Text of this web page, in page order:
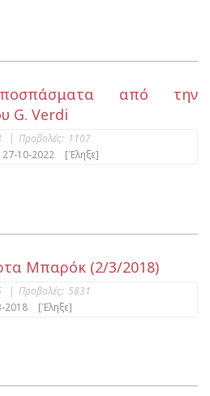
από την
G. Verdi
| Προβολές: 1107
27-10-2022 [Έληξε]
Μπαρόκ (2/3/2018)
| Προβολές: 5831
2018 [Έληξε]